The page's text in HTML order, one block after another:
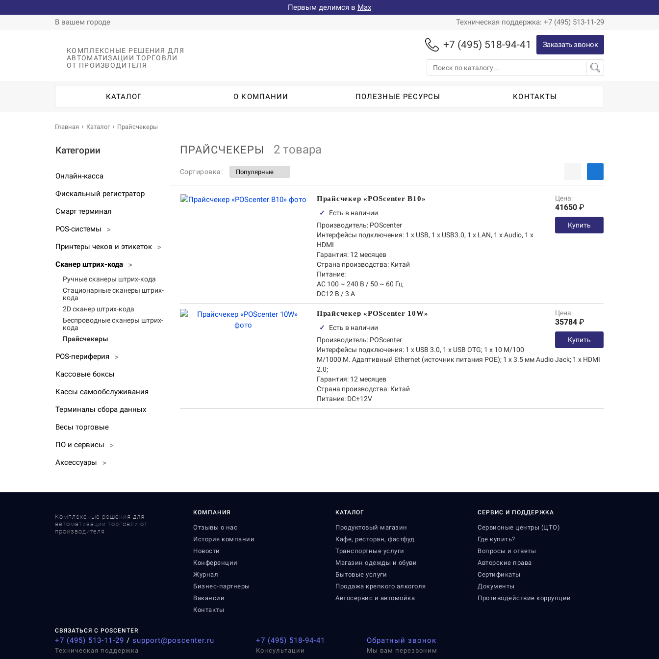
Первым делимся в Max
В вашем городе
Техническая поддержка: +7 (495) 513-11-29
КОМПЛЕКСНЫЕ РЕШЕНИЯ ДЛЯ
АВТОМАТИЗАЦИИ ТОРГОВЛИ
ОТ ПРОИЗВОДИТЕЛЯ
+7 (495) 518-94-41 Заказать звонок
КАТАЛОГ О КОМПАНИИ ПОЛЕЗНЫЕ РЕСУРСЫ КОНТАКТЫ
Главная Каталог Прайсчекеры
Категории
Онлайн-касса
Фискальный регистратор
Смарт терминал
POS-системы
>
Принтеры чеков и этикеток >
Сканер штрих-кода >
Ручные сканеры штрих-кода
Стационарные сканеры штрих-
кода
2D сканер штрих-кода
Беспроводные сканеры штрих-
кода
Прайсчекеры
POS-периферия >
Кассовые боксы
Кассы самообслуживания
Терминалы сбора данных
Весы торговые
ПО и сервисы
>
Аксессуары >
ПРАЙСЧЕКЕРЫ 2 товара
Сортировка:
Цена:
41650 ₽
Купить
Прайсчекер «POScenter B10»
✓
Есть в наличии
Производитель:POScenter
Интерфейсы подключения:1 х USB, 1 х USB3.0, 1 х LAN, 1 х Audio, 1 х
HDMI
Гарантия:12 месяцев
Страна производства:Китай
Питание:
AC 100 ~ 240 В / 50 ~ 60 Гц
DC12 В / 3 А
Цена:
35784 ₽
Купить
Прайсчекер «POScenter 10W»
✓
Есть в наличии
Производитель:POScenter
Интерфейсы подключения:1 х USB 3.0, 1 х USB OTG; 1 х 10 М/100
М/1000 М. Адаптивный Ethernet (источник питания POE); 1 х 3.5 мм Audio Jack; 1 х HDMI
2.0;
Гарантия:12 месяцев
Страна производства:Китай
Питание:DC+12V
Комплексные решения для
автоматизации торговли от
производителя
КОМПАНИЯ
Отзывы о нас
История компании
Новости
Конференции
Журнал
Бизнес-партнеры
Вакансии
Контакты
КАТАЛОГ
Продуктовый магазин
Кафе, ресторан, фастфуд
Транспортные услуги
Магазин одежды и обуви
Бытовые услуги
Продажа крепкого алкоголя
Автосервис и автомойка
СЕРВИС И ПОДДЕРЖКА
Сервисные центры (ЦТО)
Где купить?
Вопросы и ответы
Авторские права
Сертификаты
Документы
Противодействие коррупции
СВЯЗАТЬСЯ С POSCENTER
+7 (495) 513-11-29 / support@poscenter.ru
Техническая поддержка
+7 (495) 518-94-41
Консультации
Обратный звонок
Мы вам перезвоним